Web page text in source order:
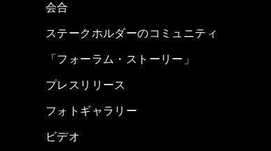
会合
ステークホルダーのコミュニティ
「フォーラム・ストーリー」
プレスリリース
フォトギャラリー
ビデオ